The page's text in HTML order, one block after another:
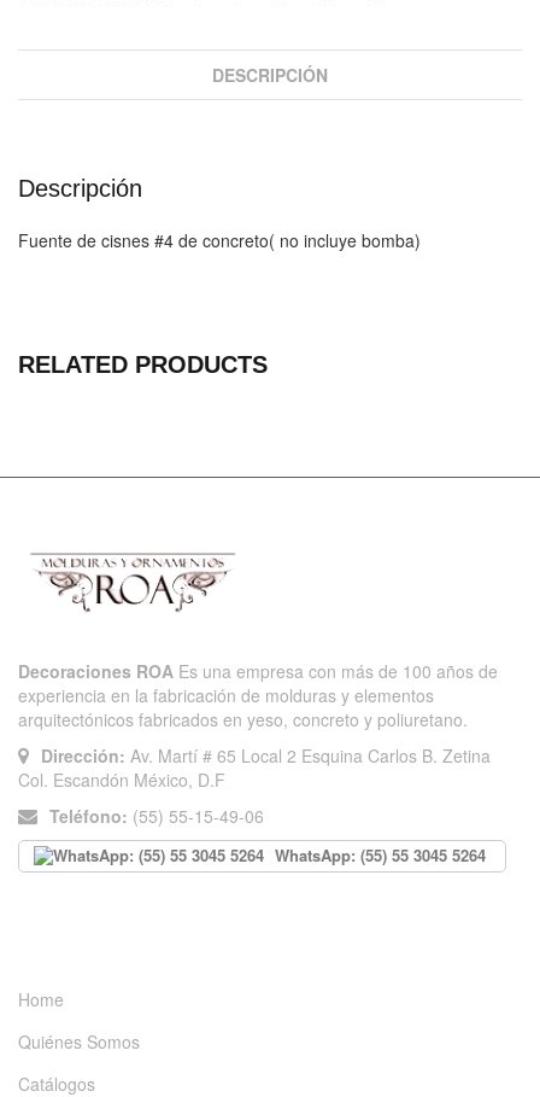
DESCRIPCIÓN
Descripción
Fuente de cisnes #4 de concreto( no incluye bomba)
RELATED PRODUCTS
Decoraciones ROA Es una empresa con más de 100 años de
experiencia en la fabricación de molduras y elementos
arquitectónicos fabricados en yeso, concreto y poliuretano.
Dirección: Av. Martí # 65 Local 2 Esquina Carlos B. Zetina
Col. Escandón México, D.F
Teléfono: (55) 55-15-49-06
WhatsApp: (55) 55 3045 5264
Home
Quiénes Somos
Catálogos